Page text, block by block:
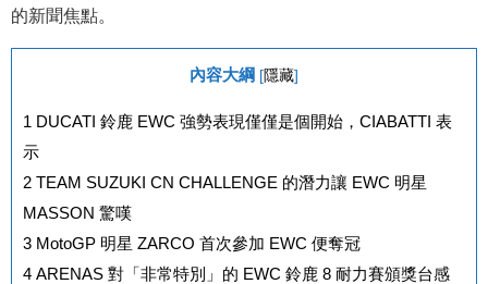
的新聞焦點。
內容大綱 [隱藏]
1 DUCATI 鈴鹿 EWC 強勢表現僅僅是個開始，CIABATTI 表
示
2 TEAM SUZUKI CN CHALLENGE 的潛力讓 EWC 明星
MASSON 驚嘆
3 MotoGP 明星 ZARCO 首次參加 EWC 便奪冠
4 ARENAS 對「非常特別」的 EWC 鈴鹿 8 耐力賽頒獎台感